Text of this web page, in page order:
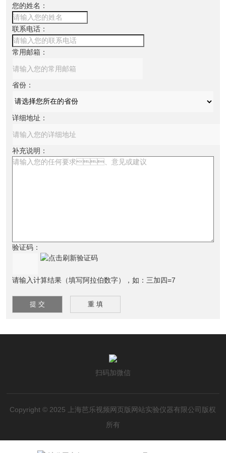
您的姓名：
联系电话：
常用邮箱：
省份：
详细地址：
补充说明：
验证码：
请输入计算结果（填写阿拉伯数字），如：三加四=7
扫码加微信
Copyright © 2025 上海芭乐视频网页版网站实验仪器有限公司版权
所有